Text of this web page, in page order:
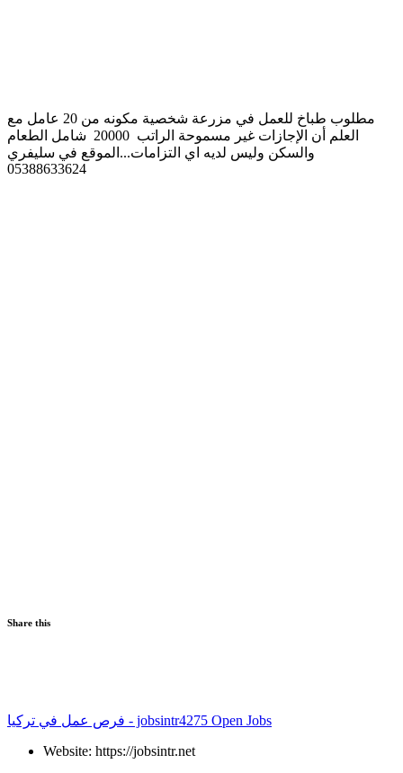
مطلوب طباخ للعمل في مزرعة شخصية مكونه من 20 عامل مع
العلم أن الإجازات غير مسموحة الراتب 20000 شامل الطعام
والسكن وليس لديه اي التزامات...الموقع في سليفري
05388633624
Share this
فرص عمل في تركيا - jobsintr4275 Open Jobs
Website: https://jobsintr.net